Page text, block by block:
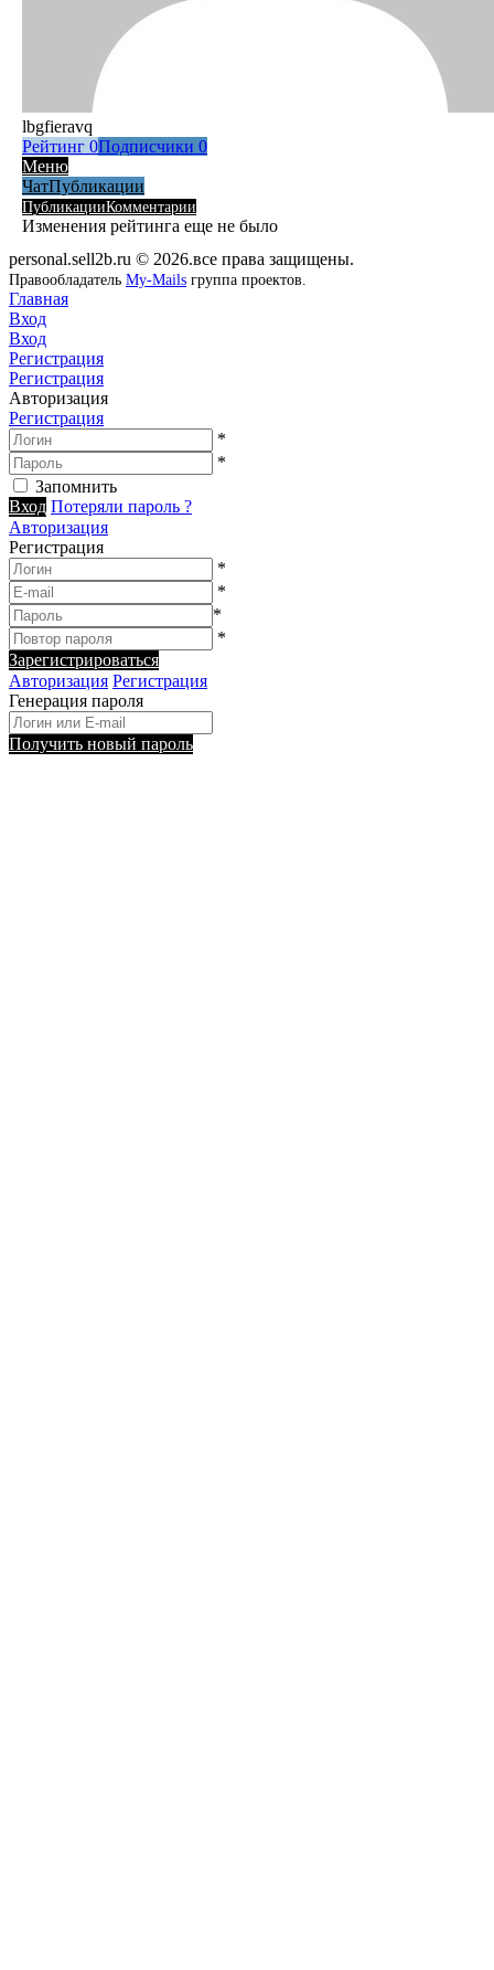
lbgfieravq
Рейтинг 0Подписчики 0
Меню
ЧатПубликации
ПубликацииКомментарии
Изменения рейтинга еще не было
personal.sell2b.ru © 2026.все права защищены.
Правообладатель My-Mails группа проектов.
Главная
Вход
Вход
Регистрация
Регистрация
Авторизация
Регистрация
*
*
Запомнить
Вход Потеряли пароль ?
Авторизация
Регистрация
*
*
*
*
Зарегистрироваться
Авторизация Регистрация
Генерация пароля
Получить новый пароль